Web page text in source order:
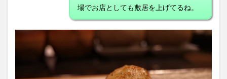
場でお店としても敷居を上げてるね。